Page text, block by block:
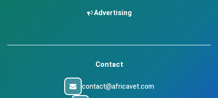
Advertising
Contact
contact@africavet.com